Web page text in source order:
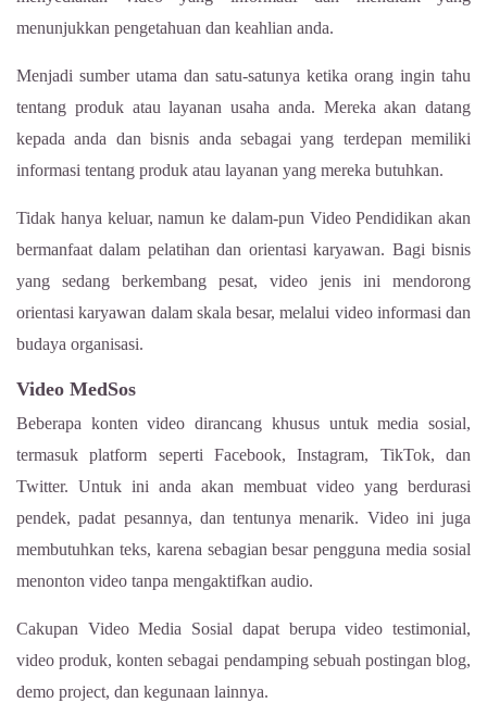
menunjukkan pengetahuan dan keahlian anda.
Menjadi sumber utama dan satu-satunya ketika orang ingin tahu
tentang produk atau layanan usaha anda. Mereka akan datang
kepada anda dan bisnis anda sebagai yang terdepan memiliki
informasi tentang produk atau layanan yang mereka butuhkan.
Tidak hanya keluar, namun ke dalam-pun Video Pendidikan akan
bermanfaat dalam pelatihan dan orientasi karyawan. Bagi bisnis
yang sedang berkembang pesat, video jenis ini mendorong
orientasi karyawan dalam skala besar, melalui video informasi dan
budaya organisasi.
Video MedSos
Beberapa konten video dirancang khusus untuk media sosial,
termasuk platform seperti Facebook, Instagram, TikTok, dan
Twitter. Untuk ini anda akan membuat video yang berdurasi
pendek, padat pesannya, dan tentunya menarik. Video ini juga
membutuhkan teks, karena sebagian besar pengguna media sosial
menonton video tanpa mengaktifkan audio.
Cakupan Video Media Sosial dapat berupa video testimonial,
video produk, konten sebagai pendamping sebuah postingan blog,
demo project, dan kegunaan lainnya.